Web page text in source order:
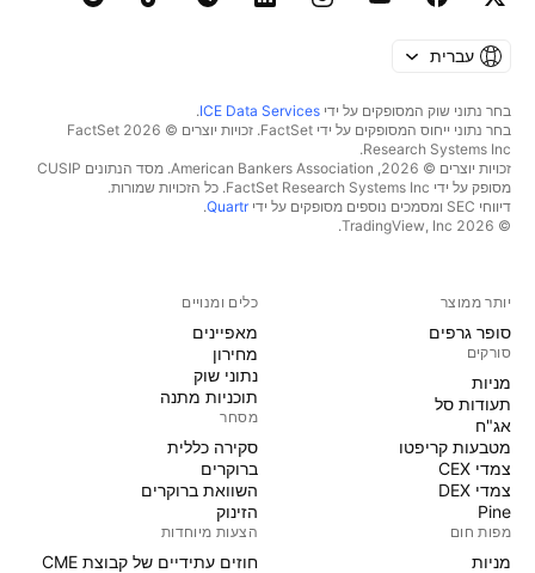
עברית
בחר נתוני שוק המסופקים על ידי ICE Data Services
.
בחר נתוני ייחוס המסופקים על ידי FactSet. זכויות יוצרים © 2026 ‏FactSet
Research Systems Inc.‏
זכויות יוצרים © 2026, ‏American Bankers Association. מסד הנתונים CUSIP
מסופק על ידי FactSet Research Systems Inc. כל הזכויות שמורות.
דיווחי SEC ומסמכים נוספים מסופקים על ידי
Quartr
.
© 2026 ‏TradingView, Inc.‏
יותר ממוצר
סופר גרפים
סורקים
מניות‏
תעודות סל
אג"ח
מטבעות קריפטו
צמדי CEX
צמדי DEX
Pine
מפות חום
מניות‏
כלים ומנויים
מאפיינים
מחירון
נתוני שוק
תוכניות מתנה
מסחר
סקירה כללית
ברוקרים
השוואת ברוקרים
הזינוק
הצעות מיוחדות
חוזים עתידיים של קבוצת CME